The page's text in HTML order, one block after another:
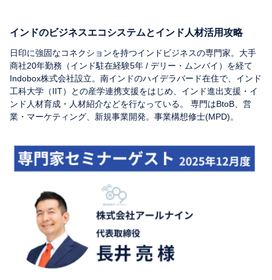
インドのビジネスエコシステムとインド人材活用攻略
日印に強固なコネクションを持つインドビジネスの専門家。大手
商社20年勤務（インド駐在経験5年 / デリー・ムンバイ）を経て
Indobox株式会社設立。南インドのハイデラバード在住で、インド
工科大学（IIT）との産学連携支援をはじめ、インド進出支援・イ
ンド人材育成・人材紹介などを行なっている。 専門はBtoB、営
業・マーケティング、新規事業開発。事業構想修士(MPD)。